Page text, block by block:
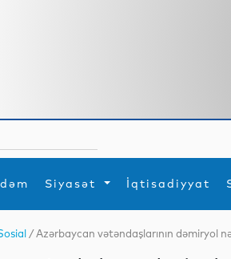
Siyasət İqtisadiyyat
/ Azərbaycan vətəndaşlarının dəmiryol